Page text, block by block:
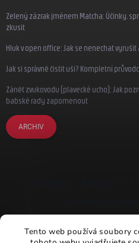
Tento web používá soubory
Zelený zázrak jménem Matcha: Účinky,
zkusit
Hluk v open office: Jak se nenechat
Jak si správně čistit uši? Kompletní
Zánět zvukovodu (plavecké ucho): Jak
babské rady zapomenout
ARCHIV